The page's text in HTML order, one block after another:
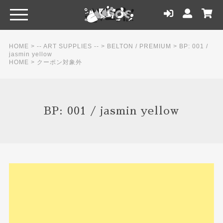
HOME > -- ART SUPPLIES -- > BELTON / PREMIUM > BP: 001 /
jasmin yellow
HOME > クーポン対象外
BP: 001 / jasmin yellow